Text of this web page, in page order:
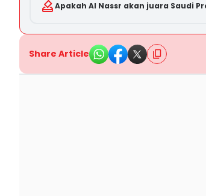
Apakah Al Nassr akan juara Saudi
Share Article